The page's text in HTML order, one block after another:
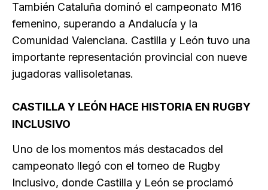
También Cataluña dominó el campeonato M16
femenino, superando a Andalucía y la
Comunidad Valenciana. Castilla y León tuvo una
importante representación provincial con nueve
jugadoras vallisoletanas.
CASTILLA Y LEÓN HACE HISTORIA EN RUGBY
INCLUSIVO
Uno de los momentos más destacados del
campeonato llegó con el torneo de Rugby
Inclusivo, donde Castilla y León se proclamó